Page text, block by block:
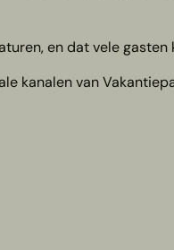
en dat vele gasten
kanalen van